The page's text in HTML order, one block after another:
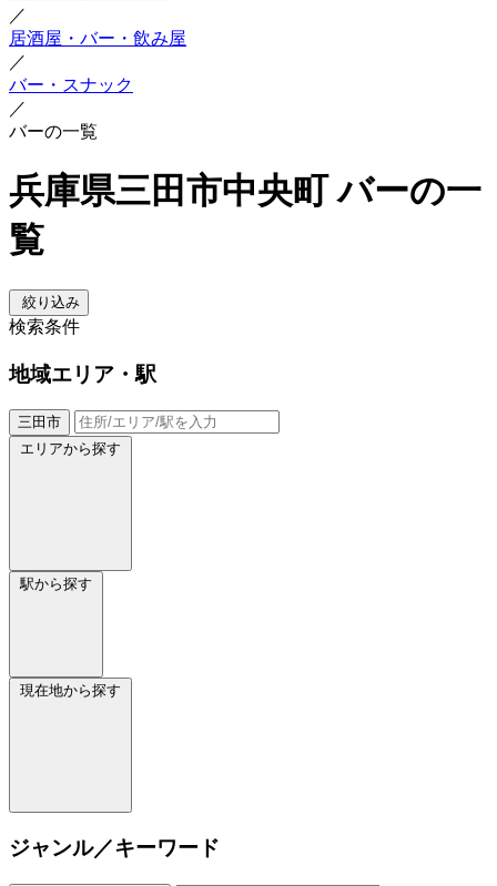
／
居酒屋・バー・飲み屋
／
バー・スナック
／
バーの一覧
兵庫県三田市中央町 バーの一
覧
絞り込み
検索条件
地域エリア・駅
三田市
エリアから探す
駅から探す
現在地から探す
ジャンル／キーワード